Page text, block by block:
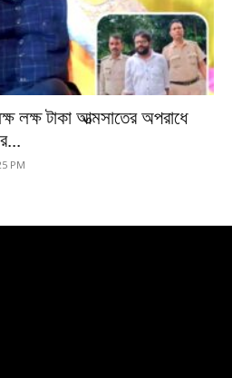
টাকা আত্মসাতের অপরাধে
PM